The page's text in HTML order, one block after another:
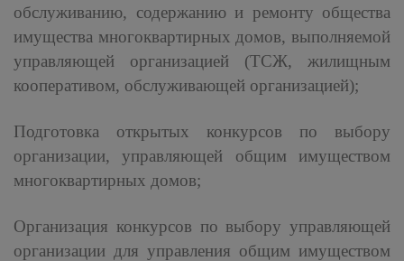
обслуживанию, содержанию и ремонту общества
имущества многоквартирных домов, выполняемой
управляющей организацией (ТСЖ, жилищным
кооперативом, обслуживающей организацией);
Подготовка открытых конкурсов по выбору
организации, управляющей общим имуществом
многоквартирных домов;
Организация конкурсов по выбору управляющей
организации для управления общим имуществом